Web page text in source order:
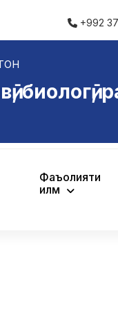
+992
Фаъолияти
илмӣ